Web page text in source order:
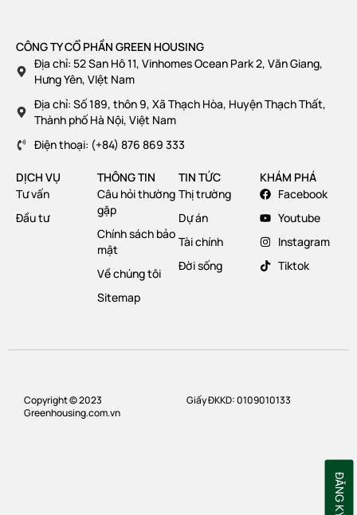
CÔNG TY CỔ PHẦN GREEN HOUSING
Địa chỉ: 52 San Hô 11, Vinhomes Ocean Park 2, Văn Giang,
Hưng Yên, VIệt Nam
Địa chỉ: Số 189, thôn 9, Xã Thạch Hòa, Huyện Thạch Thất,
Thành phố Hà Nội, Việt Nam
Điện thoại: (+84) 876 869 333
DỊCH VỤ
Tư vấn
Đầu tư
THÔNG TIN
Câu hỏi thường
gặp
Chính sách bảo
mật
Về chúng tôi
Sitemap
TIN TỨC
Thị trường
Dự án
Tài chính
Đời sống
KHÁM PHÁ
Facebook
Youtube
Instagram
Tiktok
Copyright © 2023
Greenhousing.com.vn
Giấy ĐKKD: 0109010133